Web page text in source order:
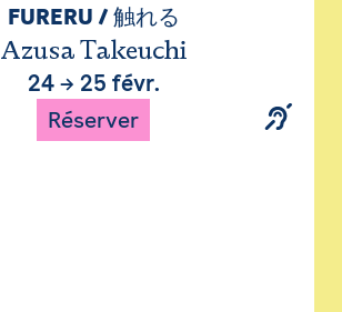
FURERU / 触れる
Azusa Takeuchi
24→ 25 févr.
Réserver